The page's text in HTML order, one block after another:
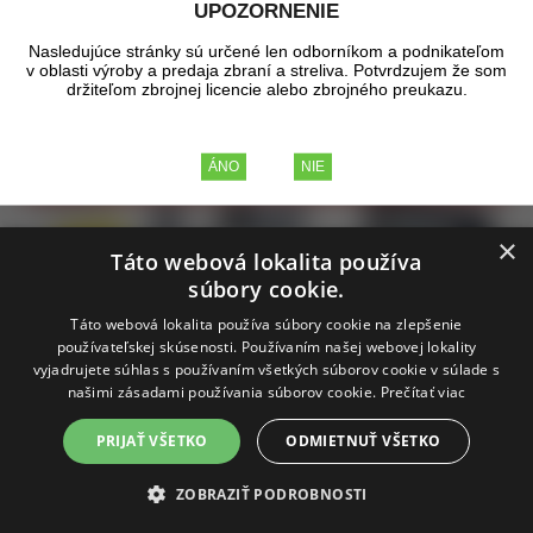
Nokta - Makro Pulsedive Pointer +
UPOZORNENIE
Nasledujúce stránky sú určené len odborníkom a podnikateľom
v oblasti výroby a predaja zbraní a streliva. Potvrdzujem že som
držiteľom zbrojnej licencie alebo zbrojného preukazu.
×
Táto webová lokalita používa
súbory cookie.
Táto webová lokalita používa súbory cookie na zlepšenie
používateľskej skúsenosti. Používaním našej webovej lokality
vyjadrujete súhlas s používaním všetkých súborov cookie v súlade s
našimi zásadami používania súborov cookie. Prečítať viac
PRIJAŤ VŠETKO ODMIETNUŤ VŠETKO
ZOBRAZIŤ PODROBNOSTI